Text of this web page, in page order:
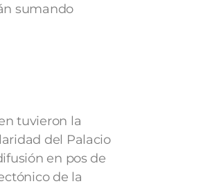
sumando
tuvieron la
del Palacio
en pos de
de la